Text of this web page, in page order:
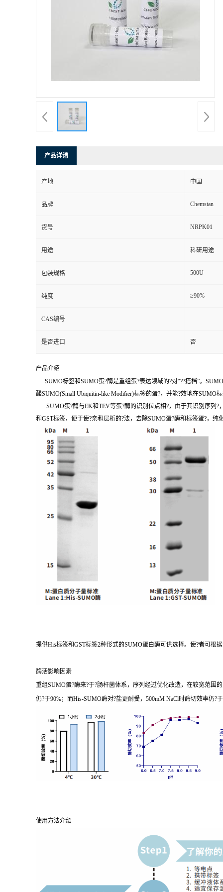
产品详请
产地 中国
品牌 Chemstan
货号 NRPK01
用途 科研用途
包装规格 500U
纯度 ≥90%
CAS编号
是否进口 否
产品介绍
SUMO标签和SUMO蛋?酶是重组蛋?表达领域的?对“??搭档”。
酸SUMO(Small Ubiquitin-like Modifier)标签的蛋?，并能?效地在SUMO
SUMO蛋?酶与EK和TEV等蛋?酶的识别位点相?，由于其识别序列?
和GST标签，便于使?亲和层析的?法，去除SUMO蛋?酶和标签蛋?，纯
提供His标签和GST标签2种形式的SUMO蛋白酶可供选择。使?者可根
酶活影响因素
重组SUMO蛋?酶来?于?肠杆菌体系，序列经过优化改造，在较宽范围
仍?于90%；而His-SUMO酶对?盐更耐受，500mM NaCl时酶切效率仍?
使用方法介绍